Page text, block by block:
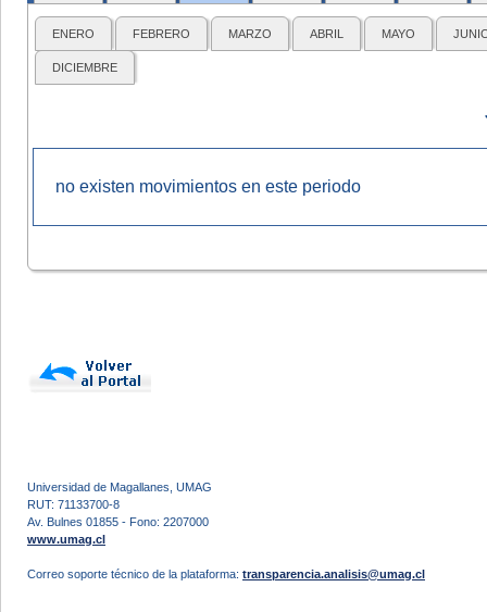
ENERO FEBRERO MARZO ABRIL MAYO
DICIEMBRE
no existen movimientos en este periodo
Universidad de Magallanes, UMAG
RUT: 71133700-8
Av. Bulnes 01855 - Fono: 2207000
www.umag.cl
Correo soporte técnico de la plataforma: transparencia.analisis@umag.cl